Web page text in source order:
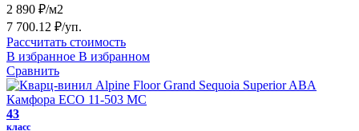
2 890 ₽/м2
7 700.12 ₽/уп.
Рассчитать стоимость
В избранное В избранном
Сравнить
43
класс